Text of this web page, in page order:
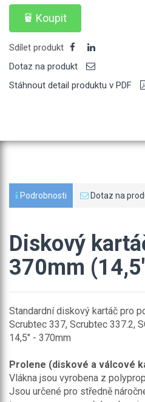
Koupit
Sdílet produkt
Dotaz na produkt
Stáhnout detail produktu v PDF
Podrobnosti Dotaz na
Diskový
370mm
Standardní diskový kartáč pro
Scrubtec 337, Scrubtec 337.2,
14,5" - 370mm
Prolene (diskové a válcové
Vlákna jsou vyrobena z
Jsou určené pro středně